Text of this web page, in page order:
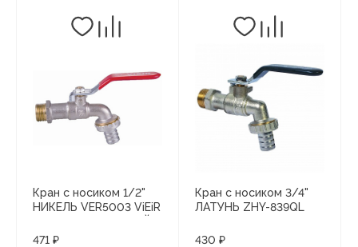
Кран с носиком 1/2"
НИКЕЛЬ VER5003 ViEiR
471 ₽
Кран с носиком 3/4"
ЛАТУНЬ ZHY-839QL
430 ₽